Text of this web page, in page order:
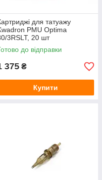
для татуажу
PMU Optima
3RSLT, 20 шт
до відправки
375 ₴
Купити